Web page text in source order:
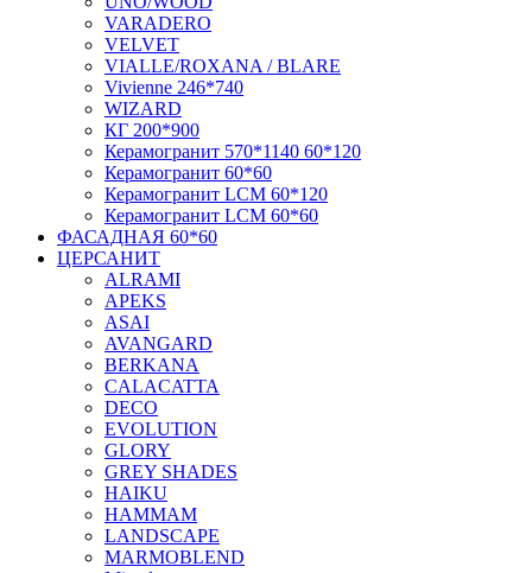
VARADERO
VELVET
VIALLE/ROXANA / BLARE
Vivienne 246*740
WIZARD
КГ 200*900
Керамогранит 570*1140 60*120
Керамогранит 60*60
Керамогранит LCM 60*120
Керамогранит LCM 60*60
ФАСАДНАЯ 60*60
ЦЕРСАНИТ
ALRAMI
APEKS
ASAI
AVANGARD
BERKANA
CALACATTA
DECO
EVOLUTION
GLORY
GREY SHADES
HAIKU
HAMMAM
LANDSCAPE
MARMOBLEND